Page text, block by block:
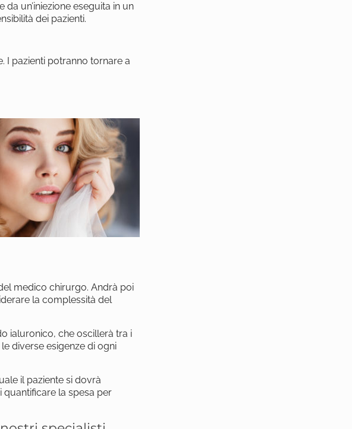
un’iniezione eseguita in un
dei pazienti.
I pazienti potranno tornare a
medico chirurgo. Andrà poi
la complessità del
ialuronico, che oscillerà tra i
diverse esigenze di ogni
il paziente si dovrà
la spesa per